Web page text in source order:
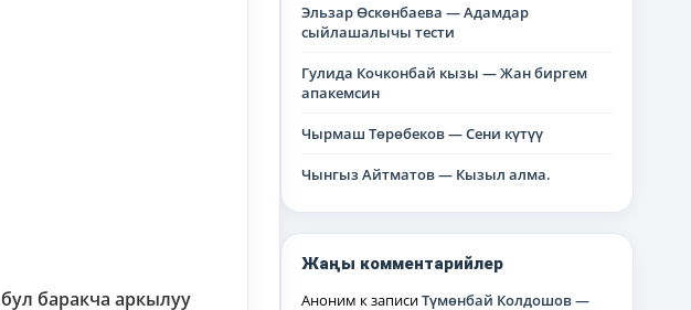
Эльзар Өскөнбаева — Адамдар
сыйлашалычы тести
Гулида Кочконбай кызы — Жан биргем
апакемсин
Чырмаш Төрөбеков — Сени күтүү
Чынгыз Айтматов — Кызыл алма.
Жаңы комментарийлер
Аноним к записиТүмөнбай Колдошов —
бул баракча аркылуу